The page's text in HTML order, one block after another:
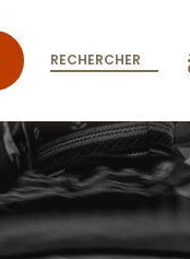
RECHERCHER